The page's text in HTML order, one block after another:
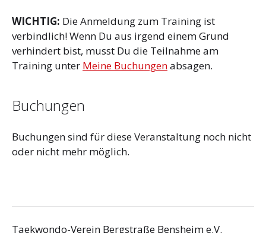
WICHTIG: Die Anmeldung zum Training ist
verbindlich! Wenn Du aus irgend einem Grund
verhindert bist, musst Du die Teilnahme am
Training unter Meine Buchungenabsagen.
Buchungen
Buchungen sind für diese Veranstaltung noch nicht
oder nicht mehr möglich.
Taekwondo-Verein Bergstraße Bensheim e.V.